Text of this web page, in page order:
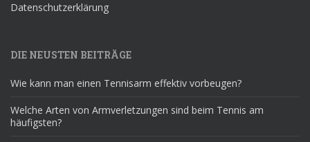
Datenschutzerklärung
DIE NEUSTEN BEITRÄGE
Wie kann man einen Tennisarm effektiv vorbeugen?
Welche Arten von Armverletzungen sind beim Tennis am
häufigsten?